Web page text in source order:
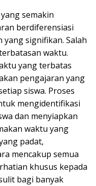
semakin
berdiferensiasi
signifikan. Salah
waktu.
yang terbatas
pengajaran yang
siswa. Proses
mengidentifikasi
dan menyiapkan
waktu yang
padat,
mencakup semua
khusus kepada
bagi banyak